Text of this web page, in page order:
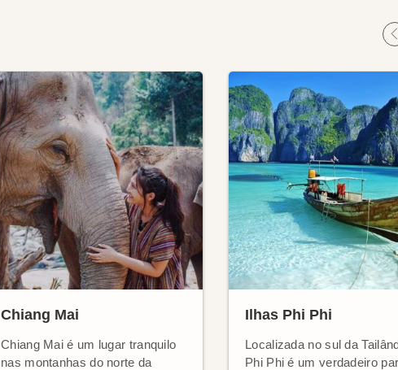
Chiang Mai
Chiang Mai é um lugar tranquilo
nas montanhas do norte da
Ilhas Phi Phi
Localizada no sul da
Phi Phi é um verdadeiro